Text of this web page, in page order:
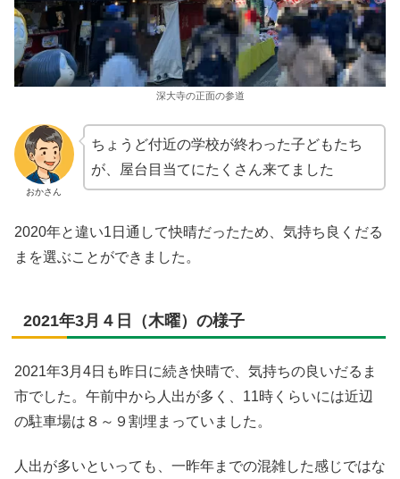
深大寺の正面の参道
おかさん
ちょうど付近の学校が終わった子どもたち
が、屋台目当てにたくさん来てました
2020年と違い1日通して快晴だったため、気持ち良くだる
まを選ぶことができました。
2021年3月４日（木曜）の様子
2021年3月4日も昨日に続き快晴で、気持ちの良いだるま
市でした。午前中から人出が多く、11時くらいには近辺
の駐車場は８～９割埋まっていました。
人出が多いといっても、一昨年までの混雑した感じではな